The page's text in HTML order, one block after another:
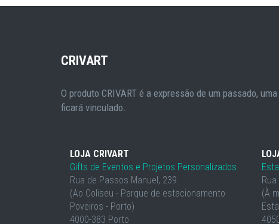
CRIVART
O produto CRIVART é a expressão de um passado,
ficará vinculado.
LOJA CRIVART
Gifts de Eventos e Projetos Personalizados
Rua de Passos Manuel, 239
(Ao Coliseu - Parque de estacionamento
Poveiros - Porto)
4000-383 Porto
(À